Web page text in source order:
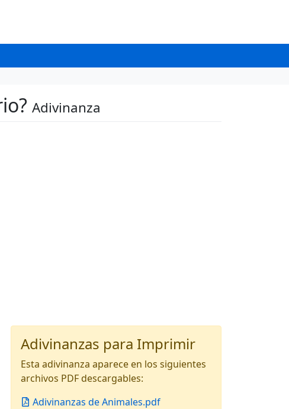
Adivinanza
Adivinanzas para Imprimir
Esta adivinanza aparece en los siguientes
archivos PDF descargables:
Adivinanzas de Animales.pdf